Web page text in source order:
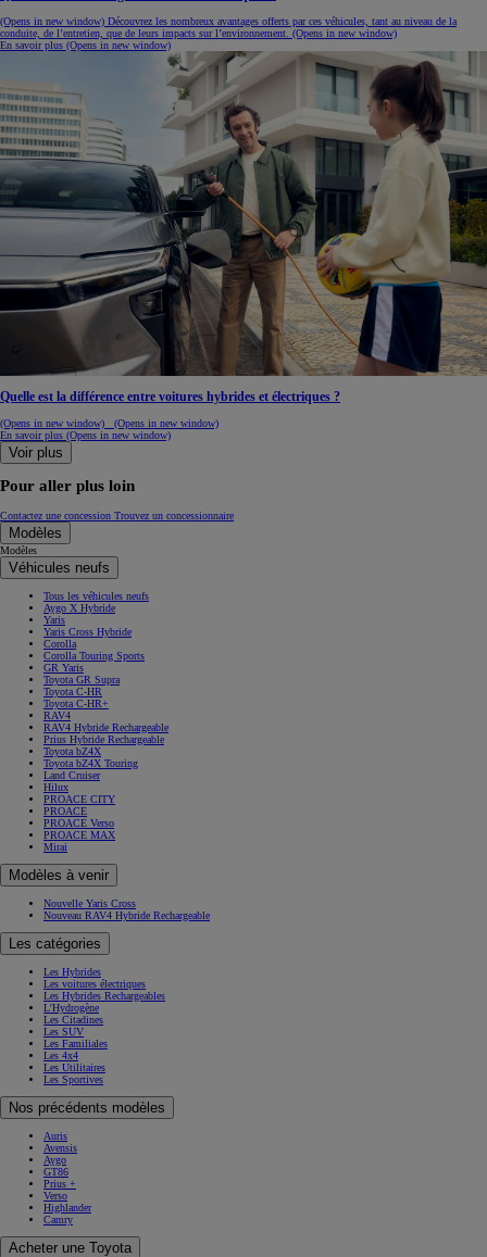
(Opens in new window) Découvrez les nombreux avantages offerts par ces véhicules, tant au niveau de la
conduite, de l’entretien, que de leurs impacts sur l’environnement. (Opens in new window)
En savoir plus (Opens in new window)
Quelle est la différence entre voitures hybrides et électriques ?
(Opens in new window)
(Opens in new window)
En savoir plus (Opens in new window)
Voir plus
Pour aller plus loin
Contactez une concession Trouvez un concessionnaire
Modèles
Modèles
Véhicules neufs
Tous les véhicules neufs
Aygo X Hybride
Yaris
Yaris Cross Hybride
Corolla
Corolla Touring Sports
GR Yaris
Toyota GR Supra
Toyota C-HR
Toyota C-HR+
RAV4
RAV4 Hybride Rechargeable
Prius Hybride Rechargeable
Toyota bZ4X
Toyota bZ4X Touring
Land Cruiser
Hilux
PROACE CITY
PROACE
PROACE Verso
PROACE MAX
Mirai
Modèles à venir
Nouvelle Yaris Cross
Nouveau RAV4 Hybride Rechargeable
Les catégories
Les Hybrides
Les voitures électriques
Les Hybrides Rechargeables
L'Hydrogène
Les Citadines
Les SUV
Les Familiales
Les 4x4
Les Utilitaires
Les Sportives
Nos précédents modèles
Auris
Avensis
Aygo
GT86
Prius +
Verso
Highlander
Camry
Acheter une Toyota